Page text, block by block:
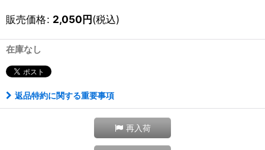
販売価格: 2,050円(税込)
在庫なし
返品特約に関する重要事項
再入荷